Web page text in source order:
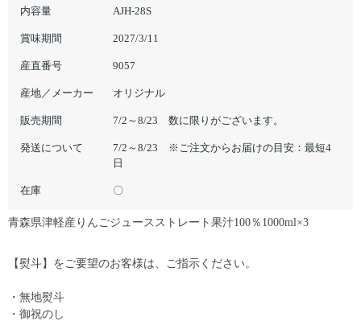
内容量 AJH-28S
賞味期間 2027/3/11
産直番号 9057
産地／メーカー オリジナル
販売期間 7/2～8/23 数に限りがございます。
発送について
7/2～8/23 ※ご注文からお届けの目安：最短4
日
在庫 〇
青森県津軽産りんごジュースストレート果汁100％1000ml×3
【熨斗】をご要望のお客様は、ご指示ください。
・無地熨斗
・御祝のし